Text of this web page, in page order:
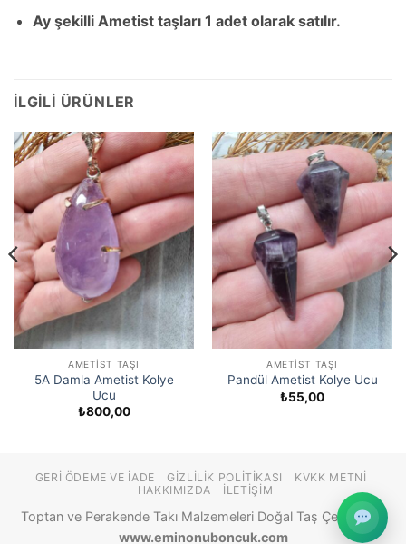
Ay şekilli Ametist taşları 1 adet olarak satılır.
İLGILI ÜRÜNLER
AMETIST TAŞI
5A Damla Ametist Kolye
Ucu
₺800,00
AMETIST TAŞI
Pandül Ametist Kolye Ucu
₺55,00
GERI ÖDEME VE İADE GIZLILIK POLITIKASI
KVKK METNI
HAKKIMIZDA
İLETIŞIM
Toptan ve Perakende Takı Malzemeleri Doğal Taş Çeşitleri ©
www.eminonuboncuk.com